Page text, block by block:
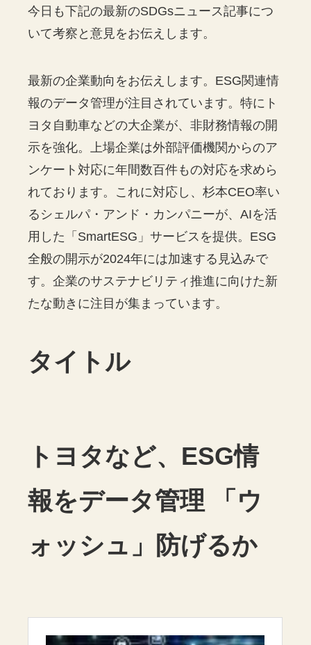
今日も下記の最新のSDGsニュース記事につ
いて考察と意見をお伝えします。
最新の企業動向をお伝えします。ESG関連情
報のデータ管理が注目されています。特にト
ヨタ自動車などの大企業が、非財務情報の開
示を強化。上場企業は外部評価機関からのア
ンケート対応に年間数百件もの対応を求めら
れております。これに対応し、杉本CEO率い
るシェルパ・アンド・カンパニーが、AIを活
用した「SmartESG」サービスを提供。ESG
全般の開示が2024年には加速する見込みで
す。企業のサステナビリティ推進に向けた新
たな動きに注目が集まっています。
タイトル
トヨタなど、ESG情
報をデータ管理 「ウ
ォッシュ」防げるか